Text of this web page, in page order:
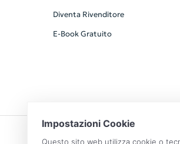
Diventa Rivenditore
E-Book Gratuito